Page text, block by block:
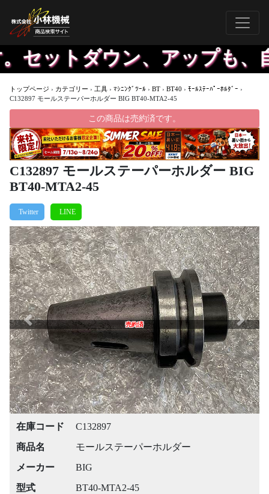
ダウン、アップも、自社
トップページ › カテゴリー › 工具 › ﾏｼﾆﾝｸﾞﾂｰﾙ › BT › BT40 › ﾓｰﾙｽﾃｰﾊﾟｰﾎﾙﾀﾞｰ ›
C132897 モールステーパーホルダー BIG BT40-MTA2-45
この商品は売約済です。
C132897 モールステーパーホルダー BIG
BT40-MTA2-45
売約済
Previous Next
在庫コード
C132897
商品名
モールステーパーホルダー
メーカー
BIG
型式
BT40-MTA2-45